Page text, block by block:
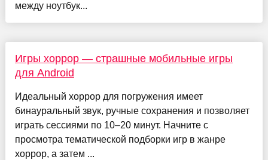
между ноутбук...
Игры хоррор — страшные мобильные игры
для Android
Идеальный хоррор для погружения имеет
бинауральный звук, ручные сохранения и позволяет
играть сессиями по 10–20 минут. Начните с
просмотра тематической подборки игр в жанре
хоррор, а затем ...